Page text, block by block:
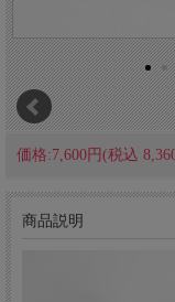
価格:7,600円(税込
商品説明